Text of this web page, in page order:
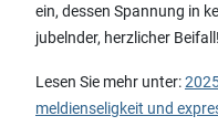
ein, dessen Spannung in
jubelnder, herzlicher Beifall!
Lesen Sie mehr unter:
meldienseligkeit und